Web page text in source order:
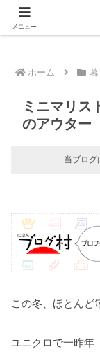
新
ホーム 暮
ミニマリス
のアウター
当ブログ
この冬、ほとんど
ユニクロで一昨年
メニュー